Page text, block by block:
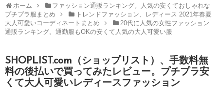
ホーム
ファッション通販ランキング。人気の安くておしゃれな
プチプラ服まとめ
トレンドファッション、レディース 2021年春夏
大人可愛いコーディネートまとめ
20代に人気の女性ファッション
通販ランキング。通勤服もOKの安くて人気の大人可愛い服
SHOPLIST.com（ショップリスト）、手数料無
料の後払いで買ってみたレビュー。プチプラ安
くて大人可愛いレディースファッション